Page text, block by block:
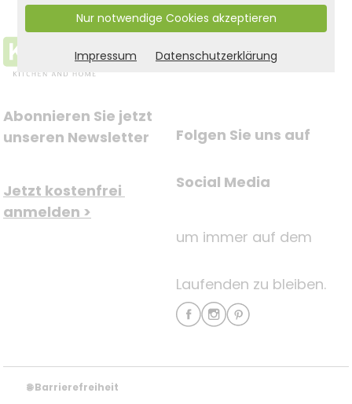
Abonnieren Sie jetzt
unseren Newsletter
Jetzt kostenfrei
anmelden >
Folgen Sie uns auf
Social Media
um immer auf dem
Laufenden zu bleiben.
🌐Barrierefreiheit
Nur notwendige Cookies akzeptieren
Impressum Datenschutzerklärung